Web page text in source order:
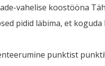
vahelise koostööna
pidid läbima, et
punktist